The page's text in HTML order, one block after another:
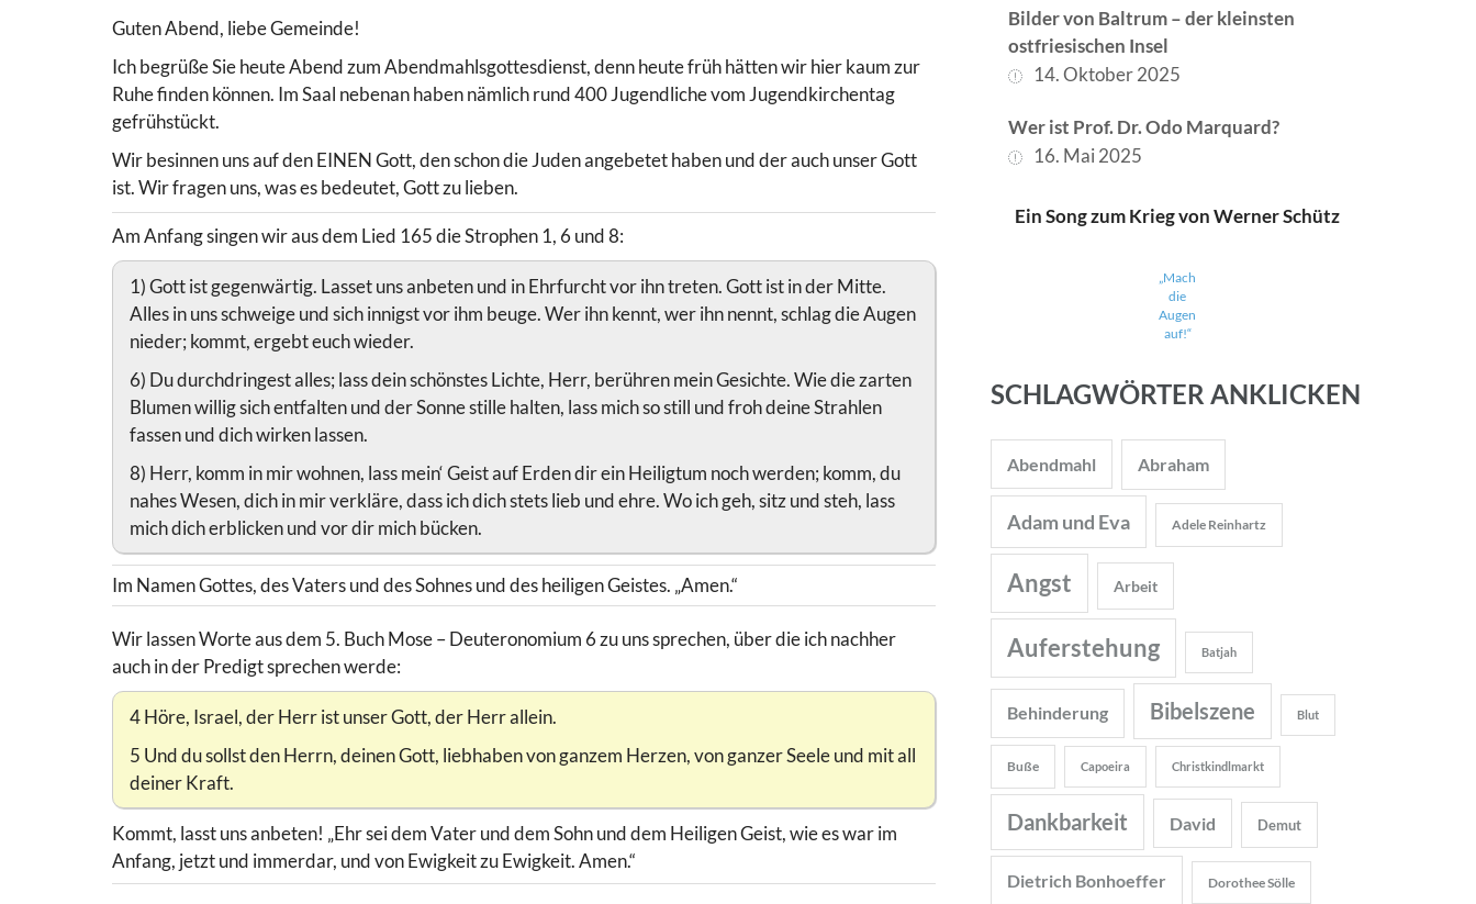
Guten Abend, liebe Gemeinde!
Ich begrüße Sie heute Abend zum Abendmahlsgottesdienst, denn heute früh hätten wir hier kaum zur
Ruhe finden können. Im Saal nebenan haben nämlich rund 400 Jugendliche vom Jugendkirchentag
gefrühstückt.
Wir besinnen uns auf den EINEN Gott, den schon die Juden angebetet haben und der auch unser Gott
ist. Wir fragen uns, was es bedeutet, Gott zu lieben.
Am Anfang singen wir aus dem Lied 165 die Strophen 1, 6 und 8:
1) Gott ist gegenwärtig. Lasset uns anbeten und in Ehrfurcht vor ihn treten. Gott ist in der Mitte.
Alles in uns schweige und sich innigst vor ihm beuge. Wer ihn kennt, wer ihn nennt, schlag die Augen
nieder; kommt, ergebt euch wieder.
6) Du durchdringest alles; lass dein schönstes Lichte, Herr, berühren mein Gesichte. Wie die zarten
Blumen willig sich entfalten und der Sonne stille halten, lass mich so still und froh deine Strahlen
fassen und dich wirken lassen.
8) Herr, komm in mir wohnen, lass mein‘ Geist auf Erden dir ein Heiligtum noch werden; komm, du
nahes Wesen, dich in mir verkläre, dass ich dich stets lieb und ehre. Wo ich geh, sitz und steh, lass
mich dich erblicken und vor dir mich bücken.
Im Namen Gottes, des Vaters und des Sohnes und des heiligen Geistes. „Amen.“
Wir lassen Worte aus dem 5. Buch Mose – Deuteronomium 6 zu uns sprechen, über die ich nachher
auch in der Predigt sprechen werde:
4 Höre, Israel, der Herr ist unser Gott, der Herr allein.
5 Und du sollst den Herrn, deinen Gott, liebhaben von ganzem Herzen, von ganzer Seele und mit all
deiner Kraft.
Kommt, lasst uns anbeten! „Ehr sei dem Vater und dem Sohn und dem Heiligen Geist, wie es war im
Anfang, jetzt und immerdar, und von Ewigkeit zu Ewigkeit. Amen.“
Bilder von Baltrum – der kleinsten
ostfriesischen Insel
14. Oktober 2025
Wer ist Prof. Dr. Odo Marquard?
16. Mai 2025
Ein Song zum Krieg von Werner Schütz
„Mach
die
Augen
auf!“
SCHLAGWÖRTER ANKLICKEN
Abendmahl Abraham
Adam und Eva Adele Reinhartz
Angst Arbeit
Auferstehung Batjah
Behinderung Bibelszene Blut
Buße Capoeira Christkindlmarkt
Dankbarkeit David Demut
Dietrich Bonhoeffer Dorothee Sölle